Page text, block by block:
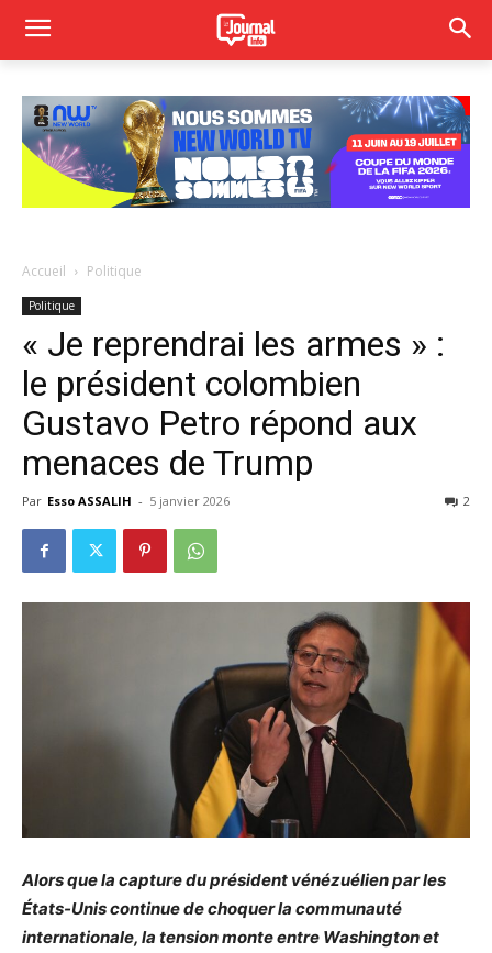
Accueil Politique
Politique
« Je reprendrai les armes » :
le président colombien
Gustavo Petro répond aux
menaces de Trump
Par Esso ASSALIH - 5 janvier 2026 2
Alors que la capture du président vénézuélien par les
États-Unis continue de choquer la communauté
internationale, la tension monte entre Washington et